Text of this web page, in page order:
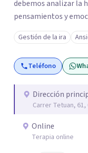
debemos analizar la historia que te cuentan tus
pensamientos y emociones, hallando
cómos, tus porqués, tus cuándos y tus dóndes a lo largo
de tu vida. Así, podrás desenredar el lío que es vivir, podrás
aceptar quien eres: un ser humano que siente, que piensa
y que hace; un ser que se contradice, que tiene dudas y que
Gestión de la ira
Teléfono
Dirección
Carrer Tetuan,
Online
Terapia online